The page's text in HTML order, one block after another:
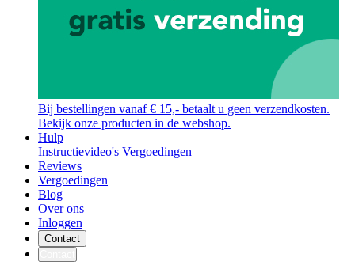
Bij bestellingen vanaf € 15,- betaalt u geen verzendkosten.
Bekijk onze producten in de webshop.
Hulp
Instructievideo's Vergoedingen
Reviews
Vergoedingen
Blog
Over ons
Inloggen
Contact